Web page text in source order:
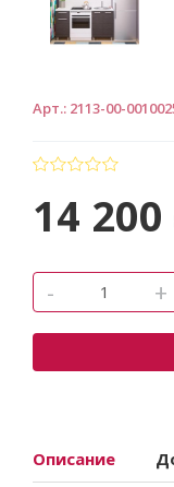
Арт.: 2113-00-
14 200
- +
Описание